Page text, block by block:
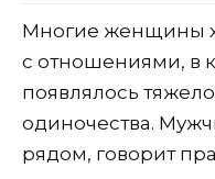
Многие женщины
с отношениями, в
появлялось
одиночества.
рядом, говорит